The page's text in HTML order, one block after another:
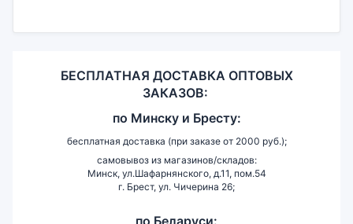
БЕСПЛАТНАЯ ДОСТАВКА ОПТОВЫХ
ЗАКАЗОВ:
по Минску и Бресту:
бесплатная доставка (при заказе от 2000 руб.);
самовывоз из магазинов/складов:
Минск, ул.Шафарнянского, д.11, пом.54
г. Брест, ул. Чичерина 26;
по Беларуси: